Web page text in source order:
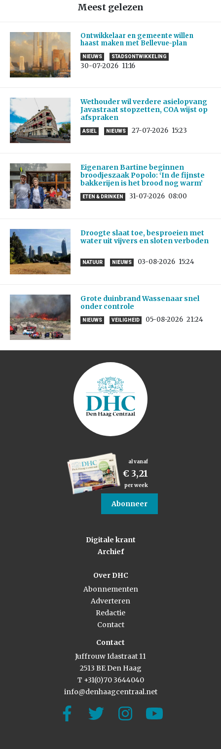
Meest gelezen
Ontwikkelaar en gemeente willen
haast maken met Bellevue-plan
NIEUWS STADSONTWIKKELING
30-07-2026 11:16
Wethouder wil verdere asielopvang
Javastraat stopzetten, COA wijst op
afspraken
ASIEL NIEUWS 27-07-2026 15:23
Eigenaren Bartine beginnen
broodjeszaak Popolo: ‘In de fijnste
bakkerijen is het brood nog warm’
ETEN & DRINKEN 31-07-2026 08:00
Droogte slaat toe, besproeien met
water uit vijvers en sloten verboden
NATUUR NIEUWS 03-08-2026 15:24
Grote duinbrand Wassenaar snel
onder controle
NIEUWS VEILIGHEID 05-08-2026 21:24
al vanaf
€ 3,21
per week
Abonneer
Digitale krant
Archief
Over DHC
Abonnementen
Adverteren
Redactie
Contact
Contact
Juffrouw Idastraat 11
2513 BE Den Haag
T +31(0)70 3644040
info@denhaagcentraal.net